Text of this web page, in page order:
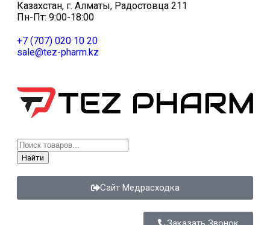
Казахстан, г. Алматы, Радостовца 211
Пн-Пт: 9:00-18:00
+7 (707) 020 10 20
sale@tez-pharm.kz
Найти
Сайт Медрасходка